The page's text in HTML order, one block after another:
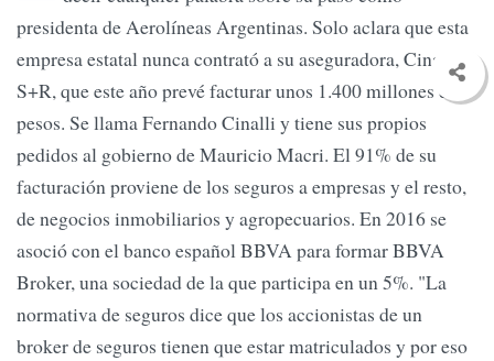
presidenta de Aerolíneas Argentinas. Solo aclara que esta
empresa estatal nunca contrató a su aseguradora, Cinalli
S+R, que este año prevé facturar unos 1.400 millones de
pesos. Se llama Fernando Cinalli y tiene sus propios
pedidos al gobierno de Mauricio Macri. El 91% de su
facturación proviene de los seguros a empresas y el resto,
de negocios inmobiliarios y agropecuarios. En 2016 se
asoció con el banco español BBVA para formar BBVA
Broker, una sociedad de la que participa en un 5%. "La
normativa de seguros dice que los accionistas de un
broker de seguros tienen que estar matriculados y por eso